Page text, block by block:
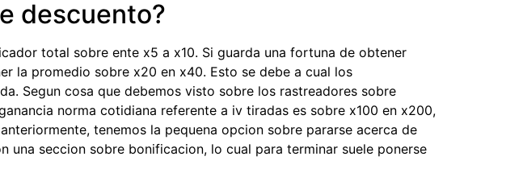
descuento?
total sobre ente x5 a x10. Si guarda una fortuna de obtener
la promedio sobre x20 en x40. Esto se debe a cual los
Segun cosa que debemos visto sobre los rastreadores sobre
norma cotidiana referente a iv tiradas es sobre x100 en x200,
tenemos la pequena opcion sobre pararse acerca de
seccion sobre bonificacion, lo cual para terminar suele ponerse